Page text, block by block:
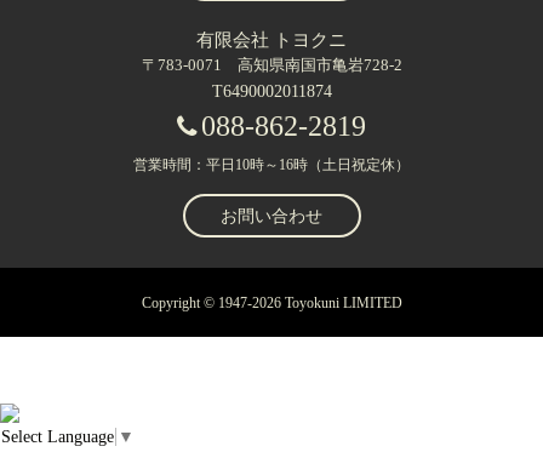
有限会社 トヨクニ
〒783-0071 高知県南国市亀岩728-2
T6490002011874
088-862-2819
営業時間：平日10時～16時（土日祝定休）
お問い合わせ
Copyright © 1947-2026 Toyokuni LIMITED
Select Language ▼